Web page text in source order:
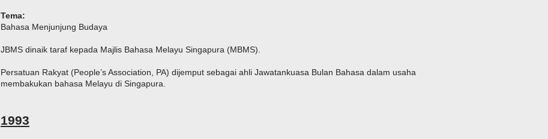
Tema:
Bahasa Menjunjung Budaya
JBMS dinaik taraf kepada Majlis Bahasa Melayu Singapura (MBMS).
Persatuan Rakyat (People’s Association, PA) dijemput sebagai ahli Jawatankuasa Bulan Bahasa dalam usaha
membakukan bahasa Melayu di Singapura.
1993